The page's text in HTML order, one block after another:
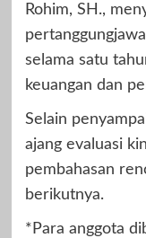
Rohim, SH.,
selama satu
keuangan dan
Selain
ajang evaluasi
pembahasan
berikutnya.
*Para anggota